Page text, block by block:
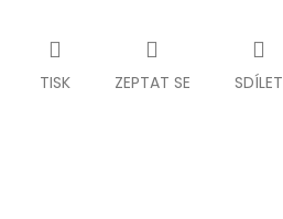
TISK ZEPTAT SE SDÍLET